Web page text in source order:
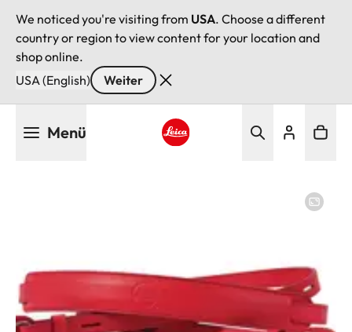
We noticed you're visiting from USA. Choose a different
country or region to view content for your location and
shop online.
USA (English)
Weiter
Menü